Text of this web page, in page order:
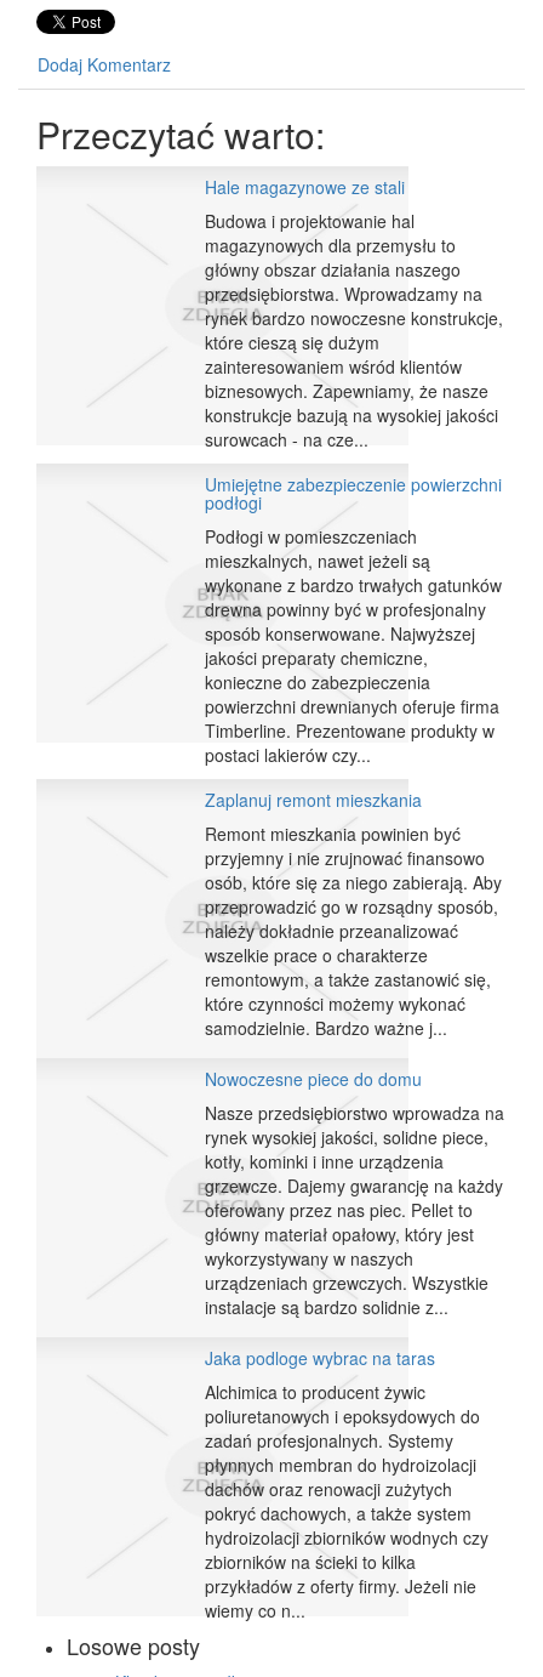
Dodaj Komentarz
Przeczytać warto:
Hale magazynowe ze stali
Budowa i projektowanie hal
magazynowych dla przemysłu to
główny obszar działania naszego
przedsiębiorstwa. Wprowadzamy na
rynek bardzo nowoczesne konstrukcje,
które cieszą się dużym
zainteresowaniem wśród klientów
biznesowych. Zapewniamy, że nasze
konstrukcje bazują na wysokiej jakości
surowcach - na cze...
Umiejętne zabezpieczenie powierzchni
podłogi
Podłogi w pomieszczeniach
mieszkalnych, nawet jeżeli są
wykonane z bardzo trwałych gatunków
drewna powinny być w profesjonalny
sposób konserwowane. Najwyższej
jakości preparaty chemiczne,
konieczne do zabezpieczenia
powierzchni drewnianych oferuje firma
Timberline. Prezentowane produkty w
postaci lakierów czy...
Zaplanuj remont mieszkania
Remont mieszkania powinien być
przyjemny i nie zrujnować finansowo
osób, które się za niego zabierają. Aby
przeprowadzić go w rozsądny sposób,
należy dokładnie przeanalizować
wszelkie prace o charakterze
remontowym, a także zastanowić się,
które czynności możemy wykonać
samodzielnie. Bardzo ważne j...
Nowoczesne piece do domu
Nasze przedsiębiorstwo wprowadza na
rynek wysokiej jakości, solidne piece,
kotły, kominki i inne urządzenia
grzewcze. Dajemy gwarancję na każdy
oferowany przez nas piec. Pellet to
główny materiał opałowy, który jest
wykorzystywany w naszych
urządzeniach grzewczych. Wszystkie
instalacje są bardzo solidnie z...
Jaka podloge wybrac na taras
Alchimica to producent żywic
poliuretanowych i epoksydowych do
zadań profesjonalnych. Systemy
płynnych membran do hydroizolacji
dachów oraz renowacji zużytych
pokryć dachowych, a także system
hydroizolacji zbiorników wodnych czy
zbiorników na ścieki to kilka
przykładów z oferty firmy. Jeżeli nie
wiemy co n...
Losowe posty